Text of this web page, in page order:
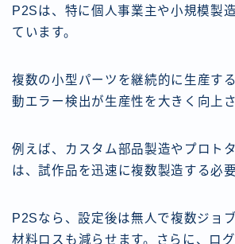
P2Sは、特に個人事業主や小規模製
ています。
複数の小型パーツを継続的に生産す
動エラー検出が生産性を大きく向上
例えば、カスタム部品製造やプロト
は、試作品を迅速に複数製造する必
P2Sなら、設定後は無人で複数ジョ
材料ロスも減らせます。さらに、ロ